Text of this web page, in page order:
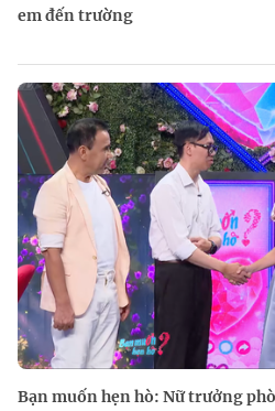
em đến trường
Bạn muốn hẹn hò: Nữ trưởng